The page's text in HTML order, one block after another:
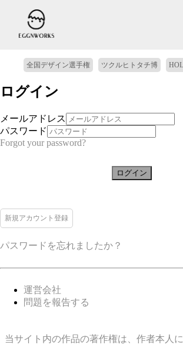
全国デザイン選手権 ツクルヒトタチ博
ログイン
メールアドレス
パスワード
Forgot your password?
ログイン
新規アカウント登録
パスワードを忘れましたか？
運営会社
問題を報告する
当サイト内の作品の著作権は、作者本人